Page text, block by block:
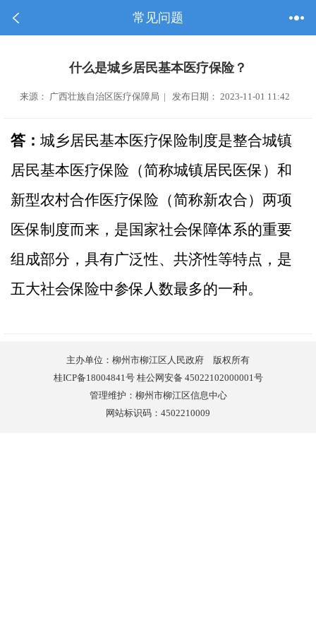
常见问题
什么是城乡居民基本医疗保险？
来源： 广西壮族自治区医疗保障局 | 发布日期： 2023-11-01 11:42
答： 城乡居民基本医疗保险制度是整合城镇
居民基本医疗保险（简称城镇居民医保）和
新型农村合作医疗保险（简称新农合）两项
医保制度而来，是国家社会保障体系的重要
组成部分，具有广泛性、共济性等特点，是
五大社会保险中参保人数最多的一种。‍
主办单位：柳州市柳江区人民政府 版权所有
桂ICP备18004841号 桂公网安备 45022102000001号
管理维护：柳州市柳江区信息中心
网站标识码：4502210009